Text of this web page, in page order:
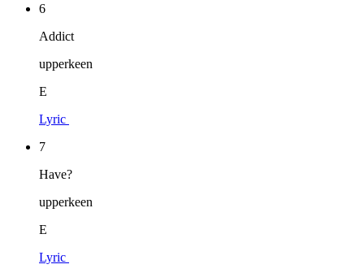
6
Addict
upperkeen
E
Lyric
7
Have?
upperkeen
E
Lyric